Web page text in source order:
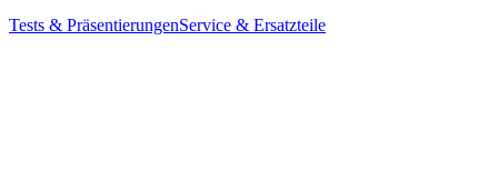
Tests & PräsentierungenService & Ersatzteile